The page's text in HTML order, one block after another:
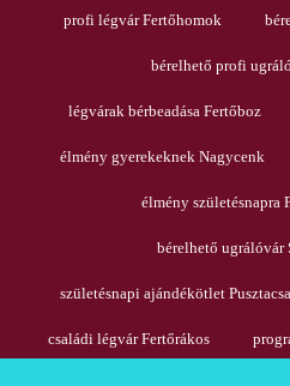
profi légvár Fertőhomok
bérelhető profi
légvárak bérbeadása Fertőboz
élmény gyerekeknek Nagycenk
élmény születésnapra
bérelhető ugrálóvár
születésnapi ajándékötlet
családi légvár Fertőrákos